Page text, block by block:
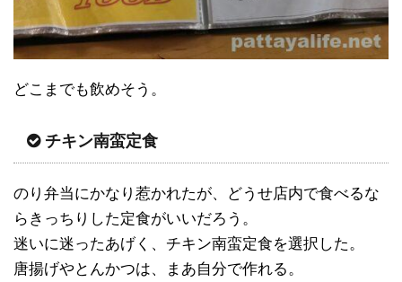
どこまでも飲めそう。
チキン南蛮定食
のり弁当にかなり惹かれたが、どうせ店内で食べるな
らきっちりした定食がいいだろう。
迷いに迷ったあげく、チキン南蛮定食を選択した。
唐揚げやとんかつは、まあ自分で作れる。